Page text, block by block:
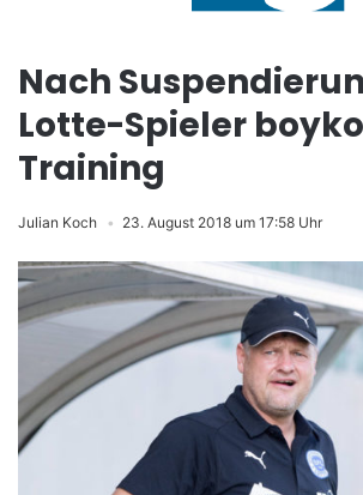
Nach
Lotte-Spieler
Training
Julian Koch 23. August 2018 um 17:58 Uhr